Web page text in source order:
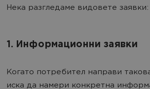
Нека разгледаме видовете заявки:
1. Информационни заявки
Когато потребител направи
иска да намери конкретна